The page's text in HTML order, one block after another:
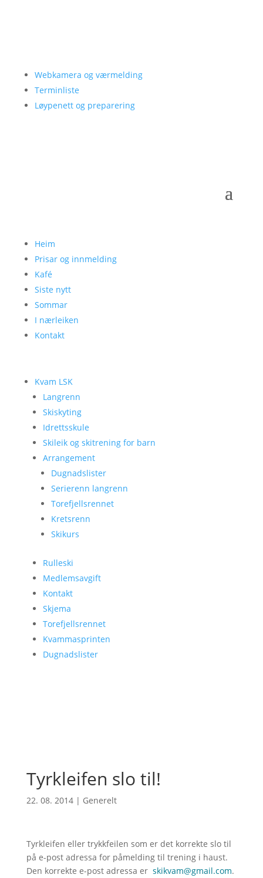
Webkamera og værmelding
Terminliste
Løypenett og preparering
Heim
Prisar og innmelding
Kafé
Siste nytt
Sommar
I nærleiken
Kontakt
Kvam LSK
Langrenn
Skiskyting
Idrettsskule
Skileik og skitrening for barn
Arrangement
Dugnadslister
Serierenn langrenn
Torefjellsrennet
Kretsrenn
Skikurs
Rulleski
Medlemsavgift
Kontakt
Skjema
Torefjellsrennet
Kvammasprinten
Dugnadslister
Tyrkleifen slo til!
22. 08. 2014| Generelt
Tyrkleifen eller trykkfeilen som er det korrekte slo til
på e-post adressa for påmelding til trening i haust.
Den korrekte e-post adressa er skikvam@gmail.com.